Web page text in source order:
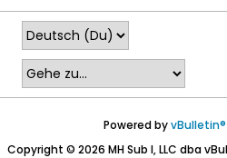
Powered byvBulletin®
Copyright © 2026 MH Sub I, LLC dba